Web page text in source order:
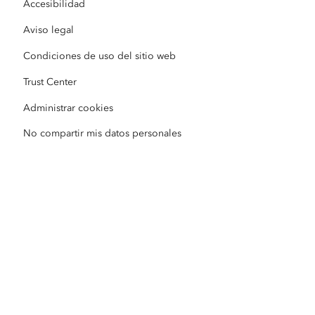
Tienda de Esri
Esri Press
Vídeos de Esri
Diccionario SIG
Código de conducta empresarial
Mapa de sitio
Educación
Equidad racial
Accesibilidad
Aviso legal
Condiciones de uso del sitio web
Trust Center
Administrar cookies
No compartir mis datos personales